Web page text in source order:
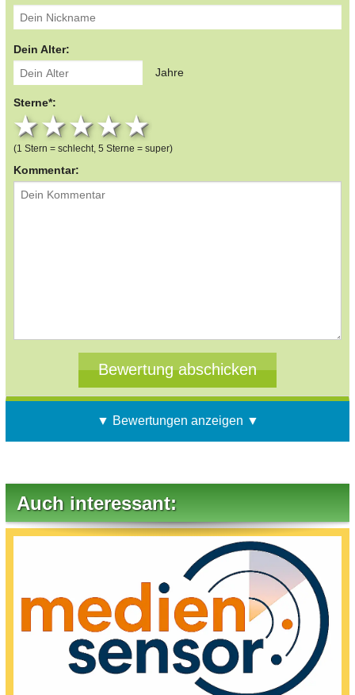
Dein Alter:
Jahre
Sterne*:
4 stars
3 stars
2 stars
1 star
(1 Stern = schlecht, 5 Sterne = super)
Kommentar:
▼ Bewertungen anzeigen ▼
Auch interessant: